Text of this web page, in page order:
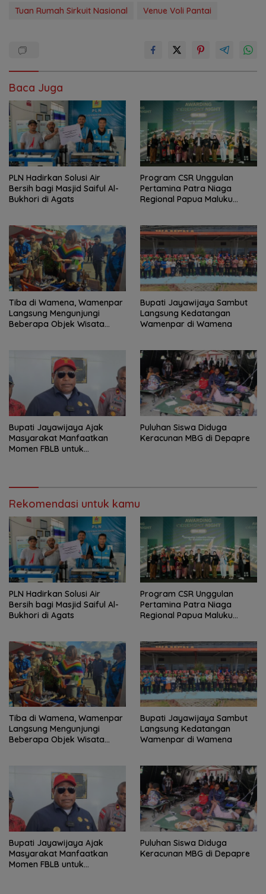
Tuan Rumah Sirkuit Nasional Venue Voli Pantai
Baca Juga
PLN Hadirkan Solusi Air
Bersih bagi Masjid Saiful Al-
Bukhori di Agats
Program CSR Unggulan
Pertamina Patra Niaga
Regional Papua Maluku
Tiba di Wamena, Wamenpar
Langsung Mengunjungi
Beberapa Objek Wisata
Bupati Jayawijaya Sambut
Langsung Kedatangan
Wamenpar di Wamena
Bupati Jayawijaya Ajak
Masyarakat Manfaatkan
Momen FBLB untuk
Puluhan Siswa Diduga
Keracunan MBG di Depapre
Rekomendasi untuk kamu
PLN Hadirkan Solusi Air
Bersih bagi Masjid Saiful Al-
Bukhori di Agats
Program CSR Unggulan
Pertamina Patra Niaga
Regional Papua Maluku
Tiba di Wamena, Wamenpar
Langsung Mengunjungi
Beberapa Objek Wisata
Bupati Jayawijaya Sambut
Langsung Kedatangan
Wamenpar di Wamena
Bupati Jayawijaya Ajak
Masyarakat Manfaatkan
Momen FBLB untuk
Puluhan Siswa Diduga
Keracunan MBG di Depapre